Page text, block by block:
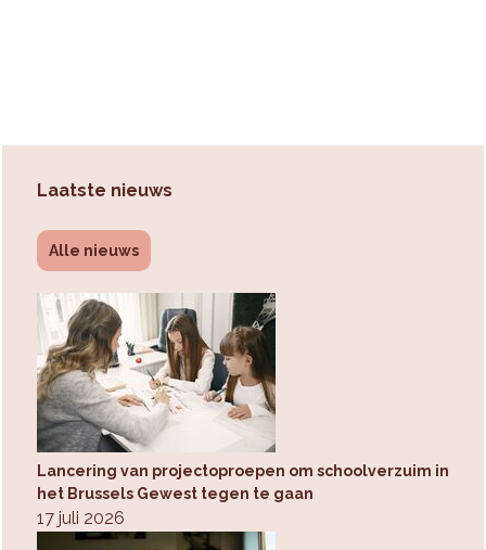
Laatste nieuws
Alle nieuws
Lancering van projectoproepen om schoolverzuim in
het Brussels Gewest tegen te gaan
17 juli 2026